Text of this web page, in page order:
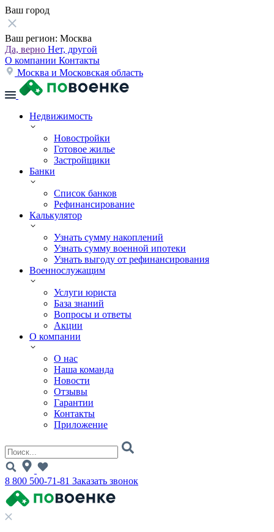
Ваш город
Ваш регион: Москва
Да, верно Нет, другой
О компании Контакты
Москва и Московская область
Недвижимость
Новостройки
Готовое жилье
Застройщики
Банки
Список банков
Рефинансирование
Калькулятор
Узнать сумму накоплений
Узнать сумму военной ипотеки
Узнать выгоду от рефинансирования
Военнослужащим
Услуги юриста
База знаний
Вопросы и ответы
Акции
О компании
О нас
Наша команда
Новости
Отзывы
Гарантии
Контакты
Приложение
8 800 500-71-81 Заказать звонок